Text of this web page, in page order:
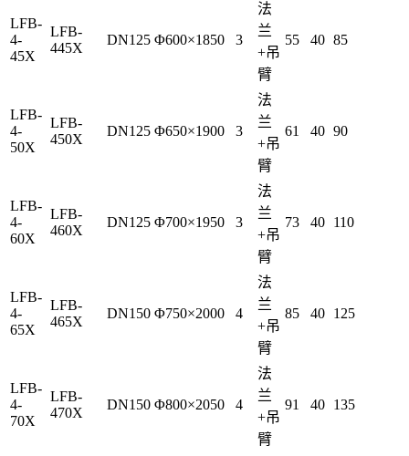
LFB-
4-
45X
LFB-
445X
DN125 Φ600×1850 3
法
兰
+吊
臂
55 40 85
LFB-
4-
50X
LFB-
450X
DN125 Φ650×1900 3
法
兰
+吊
臂
61 40 90
LFB-
4-
60X
LFB-
460X
DN125 Φ700×1950 3
法
兰
+吊
臂
73 40 110
LFB-
4-
65X
LFB-
465X
DN150 Φ750×2000 4
法
兰
+吊
臂
85 40 125
LFB-
4-
70X
LFB-
470X
DN150 Φ800×2050 4
法
兰
+吊
臂
91 40 135